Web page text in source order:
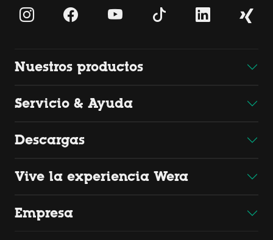
Nuestros productos
Servicio & Ayuda
Descargas
Vive la experiencia Wera
Empresa